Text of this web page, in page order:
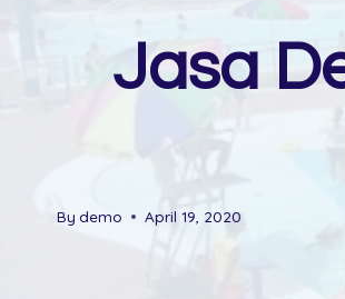
Jasa
By demo April 19, 2020